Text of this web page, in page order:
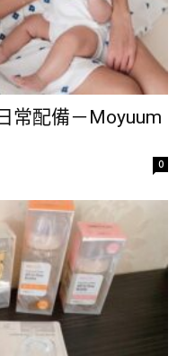
常配備－Moyuum
0